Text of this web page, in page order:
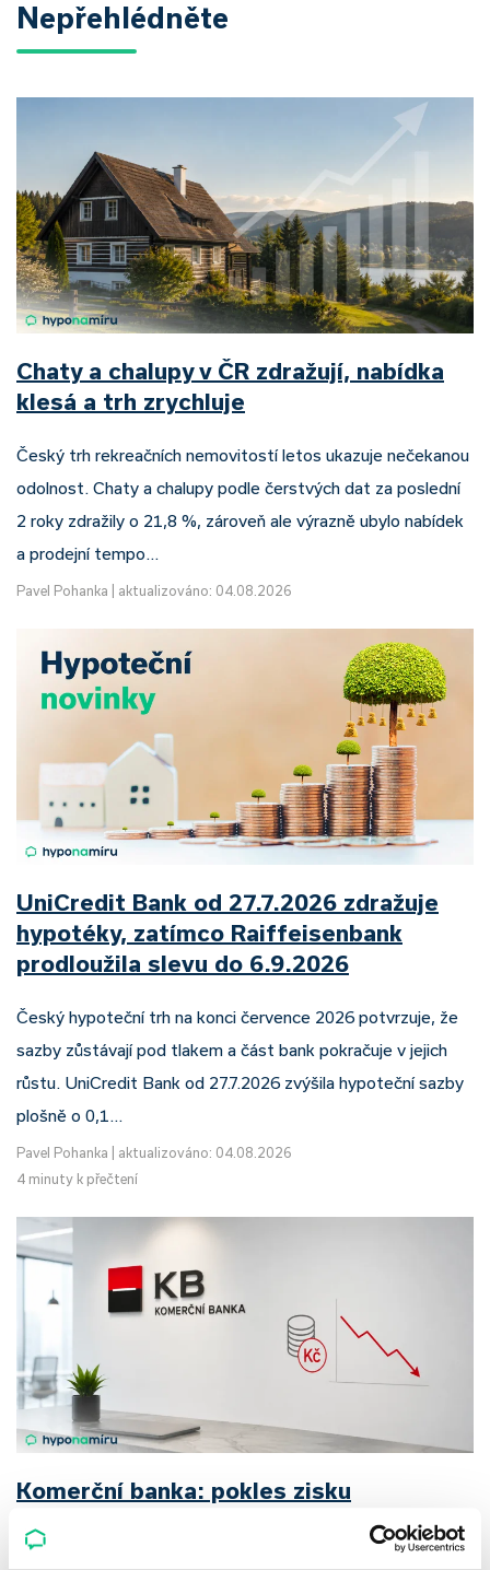
Nepřehlédněte
Chaty a chalupy v ČR zdražují, nabídka
klesá a trh zrychluje
Český trh rekreačních nemovitostí letos ukazuje nečekanou
odolnost. Chaty a chalupy podle čerstvých dat za poslední
2 roky zdražily o 21,8 %, zároveň ale výrazně ubylo nabídek
a prodejní tempo…
Pavel Pohanka aktualizováno: 04.08.2026
UniCredit Bank od 27.7.2026 zdražuje
hypotéky, zatímco Raiffeisenbank
prodloužila slevu do 6.9.2026
Český hypoteční trh na konci července 2026 potvrzuje, že
sazby zůstávají pod tlakem a část bank pokračuje v jejich
růstu. UniCredit Bank od 27.7.2026 zvýšila hypoteční sazby
plošně o 0,1…
Pavel Pohanka
aktualizováno: 04.08.2026
4 minuty k přečtení
Komerční banka: pokles zisku